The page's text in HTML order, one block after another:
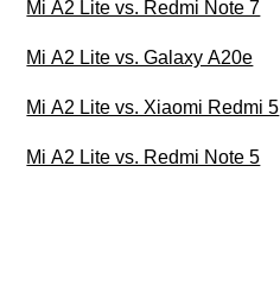
Mi A2 Lite vs. Redmi Note 7
Mi A2 Lite vs. Galaxy A20e
Mi A2 Lite vs. Xiaomi Redmi 5
Mi A2 Lite vs. Redmi Note 5